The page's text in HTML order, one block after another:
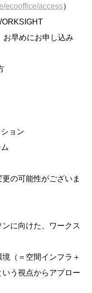
ecooffice/access）
お早めにお申し込み
ョン
の可能性がございま
に向けた、ワークス
（＝空間インフラ＋
う視点からアプロー